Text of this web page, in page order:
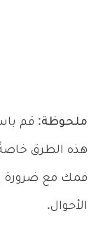
ملحوظة: قم
هذه الطرق
الأحوال.